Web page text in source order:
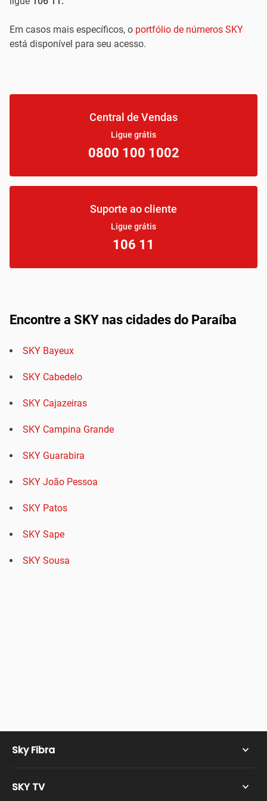
Em casos mais específicos, o portfólio de números SKY
está disponível para seu acesso.
Central de Vendas
Ligue grátis
0800 100 1002
Suporte ao cliente
Ligue grátis
106 11
Encontre a SKY nas cidades do Paraíba
SKY Bayeux
SKY Cabedelo
SKY Cajazeiras
SKY Campina Grande
SKY Guarabira
SKY João Pessoa
SKY Patos
SKY Sape
SKY Sousa
Sky Fibra
SKY TV